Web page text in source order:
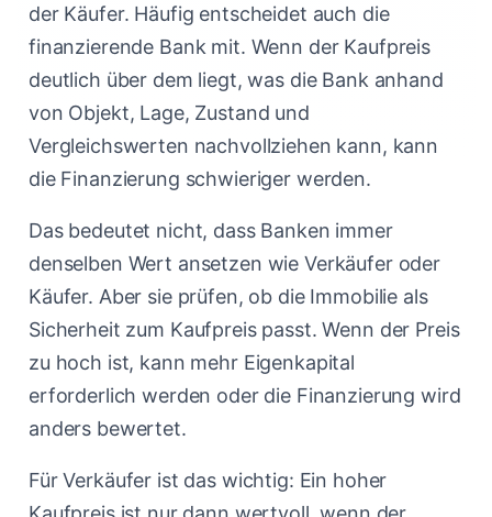
der Käufer. Häufig entscheidet auch die
finanzierende Bank mit. Wenn der Kaufpreis
deutlich über dem liegt, was die Bank anhand
von Objekt, Lage, Zustand und
Vergleichswerten nachvollziehen kann, kann
die Finanzierung schwieriger werden.
Das bedeutet nicht, dass Banken immer
denselben Wert ansetzen wie Verkäufer oder
Käufer. Aber sie prüfen, ob die Immobilie als
Sicherheit zum Kaufpreis passt. Wenn der Preis
zu hoch ist, kann mehr Eigenkapital
erforderlich werden oder die Finanzierung wird
anders bewertet.
Für Verkäufer ist das wichtig: Ein hoher